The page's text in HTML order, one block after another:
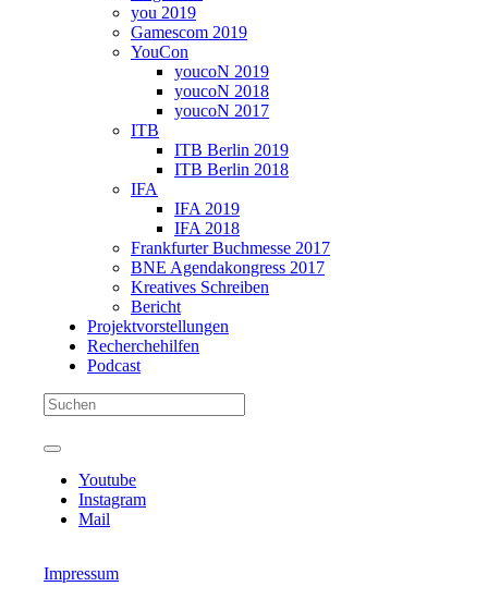
you 2019
Gamescom 2019
YouCon
youcoN 2019
youcoN 2018
youcoN 2017
ITB
ITB Berlin 2019
ITB Berlin 2018
IFA
IFA 2019
IFA 2018
Frankfurter Buchmesse 2017
BNE Agendakongress 2017
Kreatives Schreiben
Bericht
Projektvorstellungen
Recherchehilfen
Podcast
Youtube
Instagram
Mail
Impressum